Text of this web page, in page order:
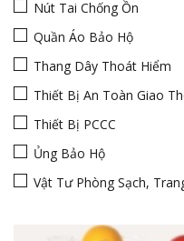
Nút Tai Chống Ồn
Quần Áo Bảo Hộ
Thang Dây Thoát Hiểm
Thiết Bị An Toàn Giao
Thiết Bị PCCC
Ủng Bảo Hộ
Vật Tư Phòng Sạch,